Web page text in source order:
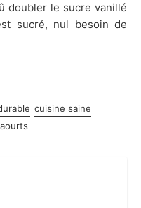
doubler le sucre vanillé
sucré, nul besoin de
cuisine saine